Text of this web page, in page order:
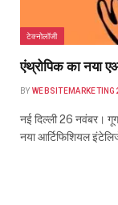
टेक्नोलॉजी
एंथ्रोपिक का नया
BY
नई दिल्ली 26 नवंबर।
नया आर्टिफिशियल